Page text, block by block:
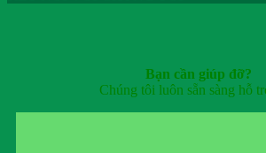
Bạn cần giúp đỡ?
Chúng tôi luôn sẵn sàng hỗ